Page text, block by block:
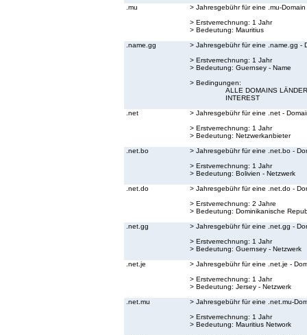
.mu
> Jahresgebühr für eine .mu-Domain
> Erstverrechnung: 1 Jahr
> Bedeutung: Mauritius
.name.gg
> Jahresgebühr für eine .name.gg -
> Erstverrechnung: 1 Jahr
> Bedeutung: Guernsey - Name
> Bedingungen:
ALLE DOMAINS
INTEREST
.net
> Jahresgebühr für eine .net -
> Erstverrechnung: 1 Jahr
> Bedeutung: Netzwerkanbieter
.net.bo
> Jahresgebühr für eine .net.bo -
> Erstverrechnung: 1 Jahr
> Bedeutung: Bolivien - Netzwerk
.net.do
> Jahresgebühr für eine .net.do -
> Erstverrechnung: 2 Jahre
> Bedeutung: Dominikanische
.net.gg
> Jahresgebühr für eine .net.gg -
> Erstverrechnung: 1 Jahr
> Bedeutung: Guernsey - Netzwerk
.net.je
> Jahresgebühr für eine .net.je -
> Erstverrechnung: 1 Jahr
> Bedeutung: Jersey - Netzwerk
.net.mu
> Jahresgebühr für eine .net.mu-
> Erstverrechnung: 1 Jahr
> Bedeutung: Mauritius Network